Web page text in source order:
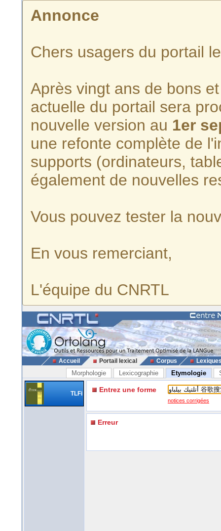
Annonce
Chers usagers du portail
Après vingt ans de bons
actuelle du portail sera
nouvelle version au 1er
une refonte complète de
supports (ordinateurs,
également de nouvelles
Vous pouvez tester la
En vous remerciant,
L'équipe du CNRTL
Accueil Portail lexical Corpus
Morphologie Lexicographie Etymologie
TLFi Entrez une forme
notices corrigées
Erreur